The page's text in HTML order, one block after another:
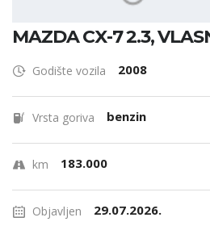
MAZDA CX-7 2.3,
Godište vozila 2008
Vrsta goriva benzin
km 183.000
Objavljen 29.07.2026.